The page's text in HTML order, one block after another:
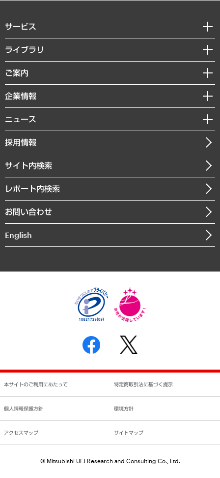
サービス
経営戦略
組織・人事戦略
デジタルイノベーション
共生・ダイバーシティ
GRC（ガバナンス・リスク・コンプライアンス）・防災（政策）
経済・産業・雇用・労働
まちづくり・観光・交通・スポーツ・スマートシティ
自然資源・農林水産業・食料システム
ライブラリ
経済調査
レポート
コラム
経営用語集
受託・受注実績（官公庁関連）
メディア掲載・出演
ご案内
セミナー・イベント情報
MUFGビジネスセミナー
受託案件情報
企業情報
私たちの想い
社長メッセージ
会社概要
沿革
組織図・本部部室紹介
インドネシア現地法人
個人情報保護方針
反社会的勢力に対する基本方針
書面による個人情報の開示等の請求の手続きについて
ニュース
ニュースリリース
お知らせ
採用情報
サイト内検索
レポート内検索
お問い合わせ
English
本サイトのご利用にあたって 特定商取引法に基づく提示
個人情報保護方針 環境方針
アクセスマップ サイトマップ
© Mitsubishi UFJ Research and Consulting Co., Ltd.